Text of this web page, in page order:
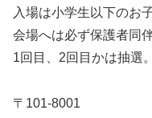
入場は小学生以下のお
会場へは必ず保護者同伴
1回目、2回目かは抽選。
〒101-8001